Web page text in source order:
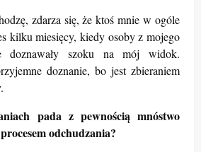
zdarza się, że ktoś mnie w ogóle
kilku miesięcy, kiedy osoby z mojego
doznawały szoku na mój widok.
doznanie, bo jest zbieraniem
pada z pewnością mnóstwo
odchudzania?